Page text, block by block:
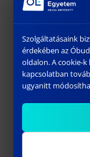
207.SZ
Szolgáltatásaink
érdekében az
oldalon. A cookie-k
kapcsolatban
ugyanitt